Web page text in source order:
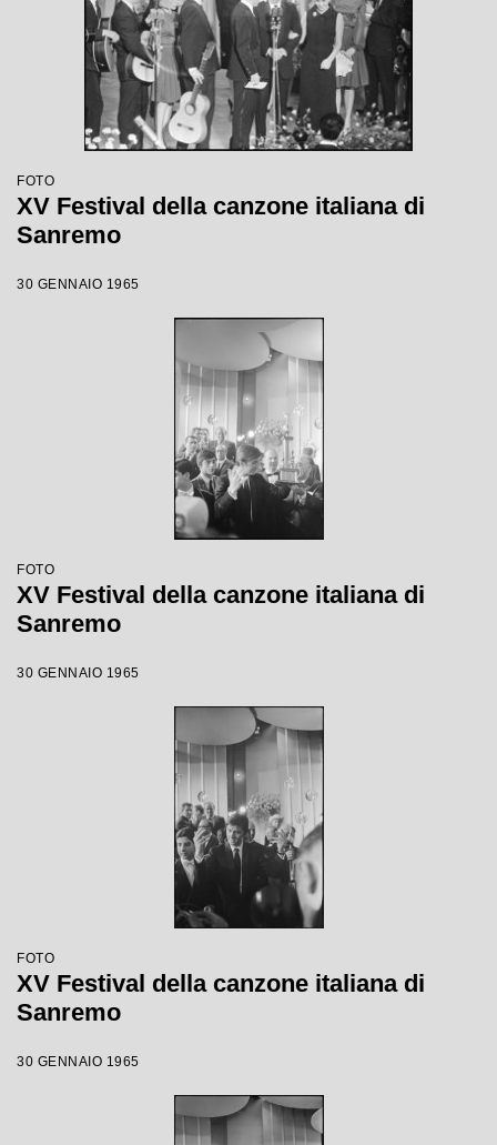
FOTO
XV Festival della canzone italiana di
Sanremo
30 GENNAIO 1965
FOTO
XV Festival della canzone italiana di
Sanremo
30 GENNAIO 1965
FOTO
XV Festival della canzone italiana di
Sanremo
30 GENNAIO 1965